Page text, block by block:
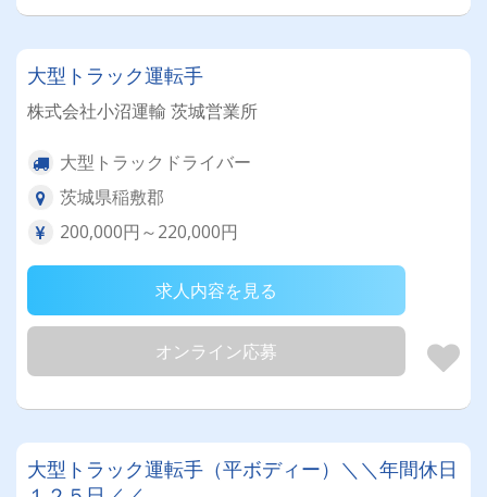
大型トラック運転手
株式会社小沼運輸 茨城営業所
大型トラックドライバー
茨城県稲敷郡
200,000円～220,000円
求人内容を見る
オンライン応募
大型トラック運転手（平ボディー）＼＼年間休日